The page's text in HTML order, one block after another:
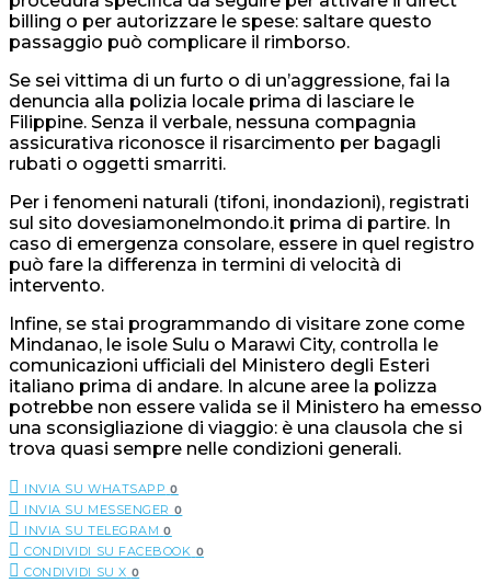
billing o per autorizzare le spese: saltare questo
passaggio può complicare il rimborso.
Se sei vittima di un furto o di un’aggressione, fai la
denuncia alla polizia locale prima di lasciare le
Filippine. Senza il verbale, nessuna compagnia
assicurativa riconosce il risarcimento per bagagli
rubati o oggetti smarriti.
Per i fenomeni naturali (tifoni, inondazioni), registrati
sul sito dovesiamonelmondo.it prima di partire. In
caso di emergenza consolare, essere in quel registro
può fare la differenza in termini di velocità di
intervento.
Infine, se stai programmando di visitare zone come
Mindanao, le isole Sulu o Marawi City, controlla le
comunicazioni ufficiali del Ministero degli Esteri
italiano prima di andare. In alcune aree la polizza
potrebbe non essere valida se il Ministero ha emesso
una sconsigliazione di viaggio: è una clausola che si
trova quasi sempre nelle condizioni generali.
INVIA SU WHATSAPP 0
INVIA SU MESSENGER 0
INVIA SU TELEGRAM 0
CONDIVIDI SU FACEBOOK 0
CONDIVIDI SU X 0